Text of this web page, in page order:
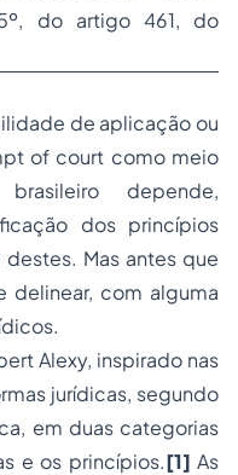
do artigo 461, do
de aplicação ou
of court como meio
depende,
dos princípios
Mas antes que
delinear, com alguma
Alexy, inspirado nas
jurídicas, segundo
em duas categorias
e os princípios.[1] As